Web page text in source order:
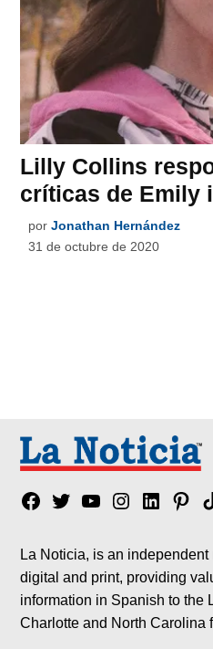
Lilly Collins
críticas de Emily
por Jonathan Hernández
31 de octubre de 2020
Facebook
TwitterYouTubeInstagram
Linkedin
La Noticia, is an
digital and print, providing
information in Spanish to the
Charlotte and North Carolina